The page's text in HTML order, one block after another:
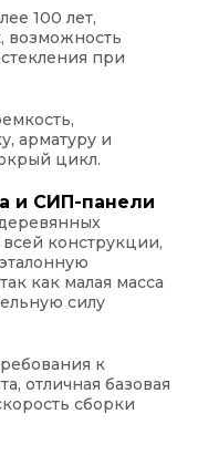
100 лет,
возможность
при
арматуру и
цикл.
и СИП-панели
конструкции,
как малая масса
силу
к
отличная базовая
сборки